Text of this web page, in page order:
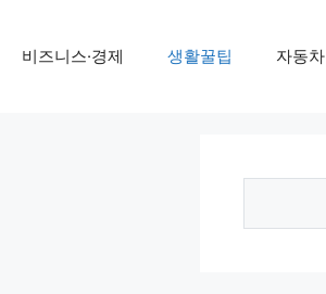
비즈니스·경제 생활꿀팁 자동차